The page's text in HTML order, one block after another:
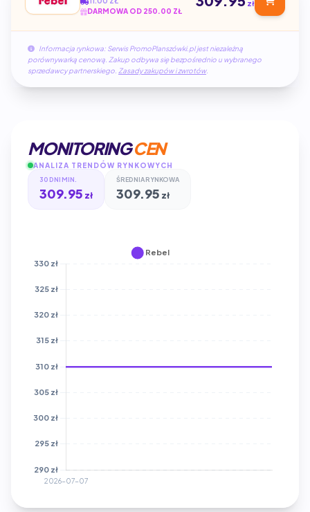
DARMOWA OD 250.00 ZŁ
zł
Informacja rynkowa: Serwis PromoPlanszówki.pl jest niezależną
porównywarką cenową. Zakup odbywa się bezpośrednio u wybranego
sprzedawcy partnerskiego. Zasady zakupów i zwrotów.
MONITORINGCEN
ANALIZA TRENDÓW RYNKOWYCH
30 DNI MIN.
309.95 zł
ŚREDNIA RYNKOWA
309.95 zł